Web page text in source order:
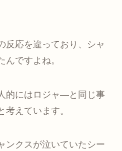
反応を違っており、シャ
んですよね。
的にはロジャ―と同じ事
考えています。
ンクスが泣いていたシー